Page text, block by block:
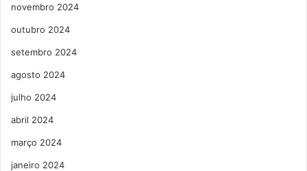
novembro 2024
outubro 2024
setembro 2024
agosto 2024
julho 2024
abril 2024
março 2024
janeiro 2024